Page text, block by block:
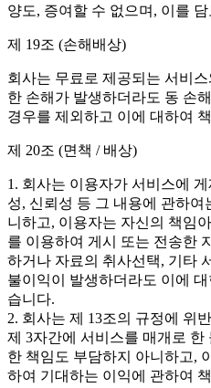
양도, 증여할 수 없으며, 이를
제 19조 (손해배상)
회사는 무료로 제공되는 서비
한 손해가 발생하더라도 동 손
경우를 제외하고 이에 대하여
제 20조 (면책 / 배상)
1. 회사는 이용자가 서비스에
성, 신뢰성 등 그 내용에 관하
니하고, 이용자는 자신의 책임
를 이용하여 게시 또는 전송한
하거나 자료의 취사선택, 기타
불이익이 발생하더라도 이에
습니다.
2. 회사는 제 13조의 규정에 위
제 3자간에 서비스를 매개로 한
한 책임도 부담하지 아니하고,
하여 기대하는 이익에 관하여